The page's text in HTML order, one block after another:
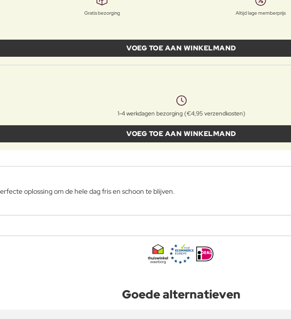
Gratis bezorging Altijd lage memberprijs
VOEG TOE AAN WINKELMAND
1-4 werkdagen bezorging (€4,95 verzendkosten)
VOEG TOE AAN WINKELMAND
oplossing om de hele dag fris en schoon te blijven.
Goede alternatieven